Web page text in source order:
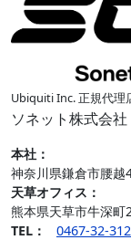
Ubiquiti Inc. 正規代理
ソネット株式会社
本社：
神奈川県鎌倉市腰越
天草オフィス ：
熊本県天草市牛深
TEL：
0467-32-